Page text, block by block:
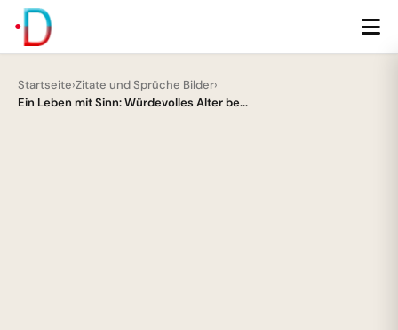
Startseite›Zitate und Sprüche Bilder›
Ein Leben mit Sinn: Würdevolles Alter be...